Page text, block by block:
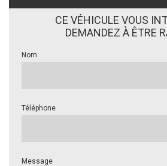
CE VÉHICULE VOUS
DEMANDEZ À ÊTRE